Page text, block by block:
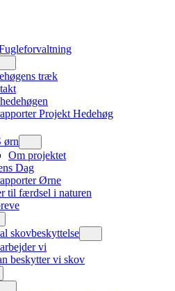
træk
Projekt Hedehøg
ørn
Om projektet
Dag
Ørne
til færdsel i naturen
skovbeskyttelse
vi
beskytter vi skov